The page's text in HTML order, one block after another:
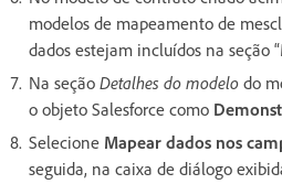
modelos de mapeamento de
dados estejam incluídos na seção
Na seção Detalhes do modelo do
o objeto Salesforce como
Selecione Mapear dados nos
seguida, na caixa de diálogo